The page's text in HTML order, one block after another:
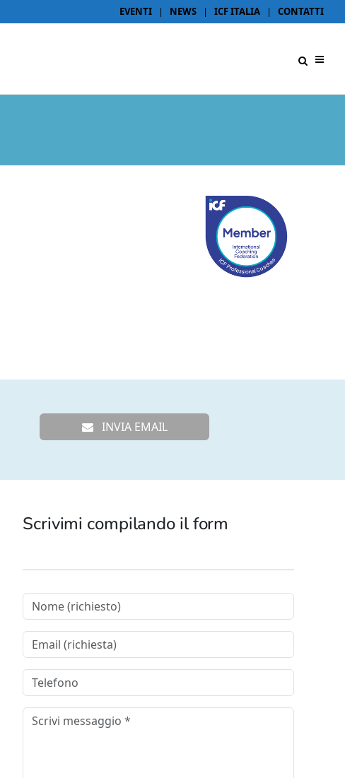
EVENTI | NEWS | ICF ITALIA | CONTATTI
INVIA EMAIL
Scrivimi compilando il form